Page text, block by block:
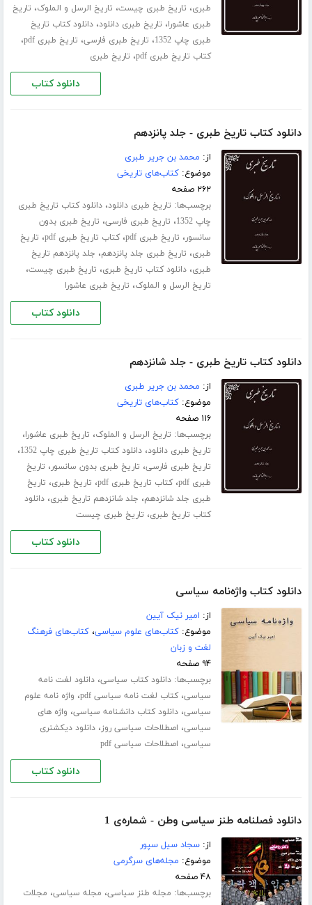
طبری، تاریخ طبری چیست، تاریخ الرسل و الملوک، تاریخ
طبری عاشورا، تاریخ طبری دانلود،دانلود کتاب تاریخ
طبری چاپ 1352
، تاریخ طبری فارسی، تاریخ طبری pdf ،
کتاب تاریخ طبری pdf ، تاریخ طبری
دانلود کتاب
دانلود کتاب تاریخ طبری - جلد پانزدهم
از: محمد بن جریر طبری
موضوع:کتاب‌های تاریخی
۲۶۲ صفحه
برچسب‌ها: تاریخ طبری دانلود،دانلود کتاب تاریخ طبری
چاپ 1352
، تاریخ طبری فارسی، تاریخ طبری بدون
سانسور، تاریخ طبری pdf ،کتاب تاریخ طبری pdf ، تاریخ
طبری، تاریخ طبری جلد ‌پانزدهم، جلد پانزدهم تاریخ
طبری،دانلود کتاب تاریخ طبری، تاریخ طبری چیست،
تاریخ الرسل و الملوک، تاریخ طبری عاشورا
دانلود کتاب
دانلود کتاب تاریخ طبری - جلد شانزدهم
از: محمد بن جریر طبری
موضوع:کتاب‌های تاریخی
۱۱۶ صفحه
برچسب‌ها: تاریخ الرسل و الملوک، تاریخ طبری عاشورا،
تاریخ طبری دانلود،دانلود کتاب تاریخ طبری چاپ 1352 ،
تاریخ طبری فارسی، تاریخ طبری بدون سانسور، تاریخ
طبری pdf
،کتاب تاریخ طبری pdf ، تاریخ طبری، تاریخ
طبری جلد ‌شانزدهم، جلد شانزدهم تاریخ طبری،دانلود
کتاب تاریخ طبری، تاریخ طبری چیست
دانلود کتاب
دانلود کتاب واژه‌نامه سیاسی
از: امیر نیک آیین
موضوع:کتاب‌های علوم سیاسی،کتاب‌های فرهنگ
لغت و زبان
۹۴ صفحه
برچسب‌ها:دانلود کتاب سیاسی،دانلود لغت نامه
سیاسی،کتاب لغت نامه سیاسی pdf ، واژه نامه علوم
سیاسی،دانلود کتاب دانشنامه سیاسی، واژه های
سیاسی، اصطلاحات سیاسی روز،دانلود دیکشنری
سیاسی، اصطلاحات سیاسی pdf
دانلود کتاب
دانلود فصلنامه طنز سیاسی وطن - شماره‌ی 1
از:سجاد سیل سپور
موضوع: مجله‌های سرگرمی
۴۸ صفحه
برچسب‌ها: مجله طنز سیاسی، مجله سیاسی، مجلات